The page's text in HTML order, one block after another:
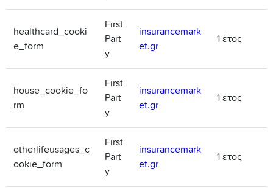
healthcard_cooki
e_form
First
Part
y
insurancemark
et.gr
1 έτος
house_cookie_fo
rm
First
Part
y
insurancemark
et.gr
1 έτος
otherlifeusages_c
ookie_form
First
Part
y
insurancemark
et.gr
1 έτος